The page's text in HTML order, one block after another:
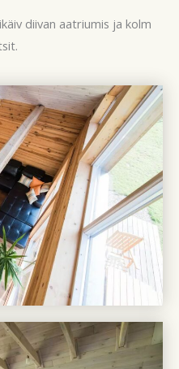
diivan aatriumis ja kolm